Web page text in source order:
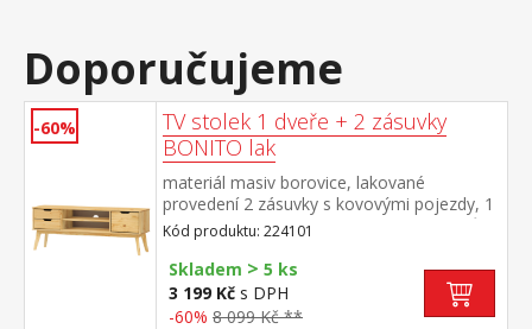
Doporučujeme
-60%
TV stolek 1 dveře + 2 zásuvky
BONITO lak
materiál masiv borovice, lakované
provedení 2 zásuvky s kovovými pojezdy, 1
dvířka, 1 police otvor na protažení kabelů
Kód produktu: 224101
Skladem > 5 ks
3 199 Kč s DPH
-60% 8 099 Kč **